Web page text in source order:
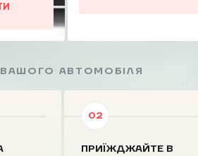
АВТОМОБІЛЯ
ПРИЇЖДЖАЙТЕ В